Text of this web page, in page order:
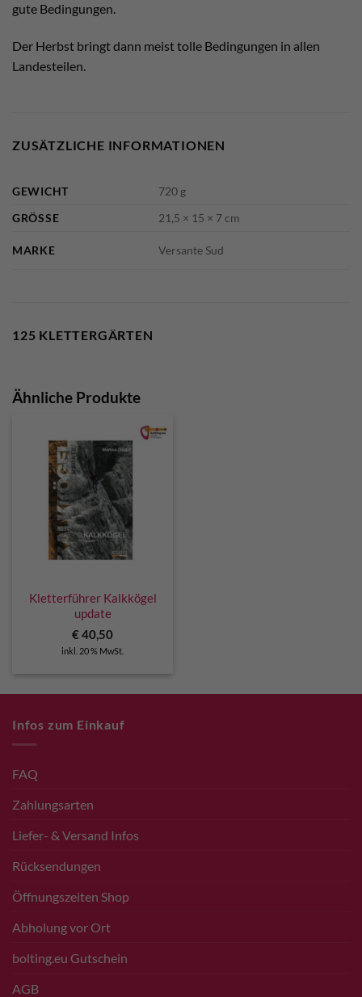
gute Bedingungen.
Der Herbst bringt dann meist tolle Bedingungen in allen
Landesteilen.
ZUSÄTZLICHE INFORMATIONEN
GEWICHT
720 g
GRÖSSE
21,5 × 15 × 7 cm
MARKE Versante Sud
125 KLETTERGÄRTEN
Ähnliche Produkte
Kletterführer Kalkkögel
update
€ 40,50
inkl. 20 % MwSt.
Infos zum Einkauf
FAQ
Zahlungsarten
Liefer- & Versand Infos
Rücksendungen
Öffnungszeiten Shop
Abholung vor Ort
bolting.eu Gutschein
AGB